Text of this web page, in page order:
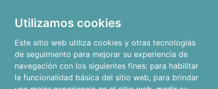
Utilizamos cookies
Este sitio web utiliza cookies y otras tecnologías
de seguimiento para mejorar su experiencia de
navegación con los siguientes fines: para habilitar
la funcionalidad básica del sitio web, para brindar